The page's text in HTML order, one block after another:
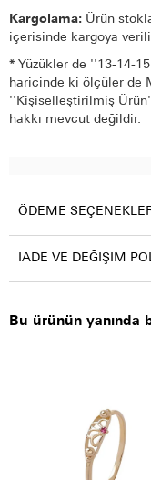
Kargolama: Ürün
içerisinde kargoya
* Yüzükler de ''13-14-
haricinde ki ölçüler de
''Kişiselleştirilmiş
hakkı mevcut değildir.
ÖDEME
İADE VE DEĞIŞIM
Bu ürünün yanında